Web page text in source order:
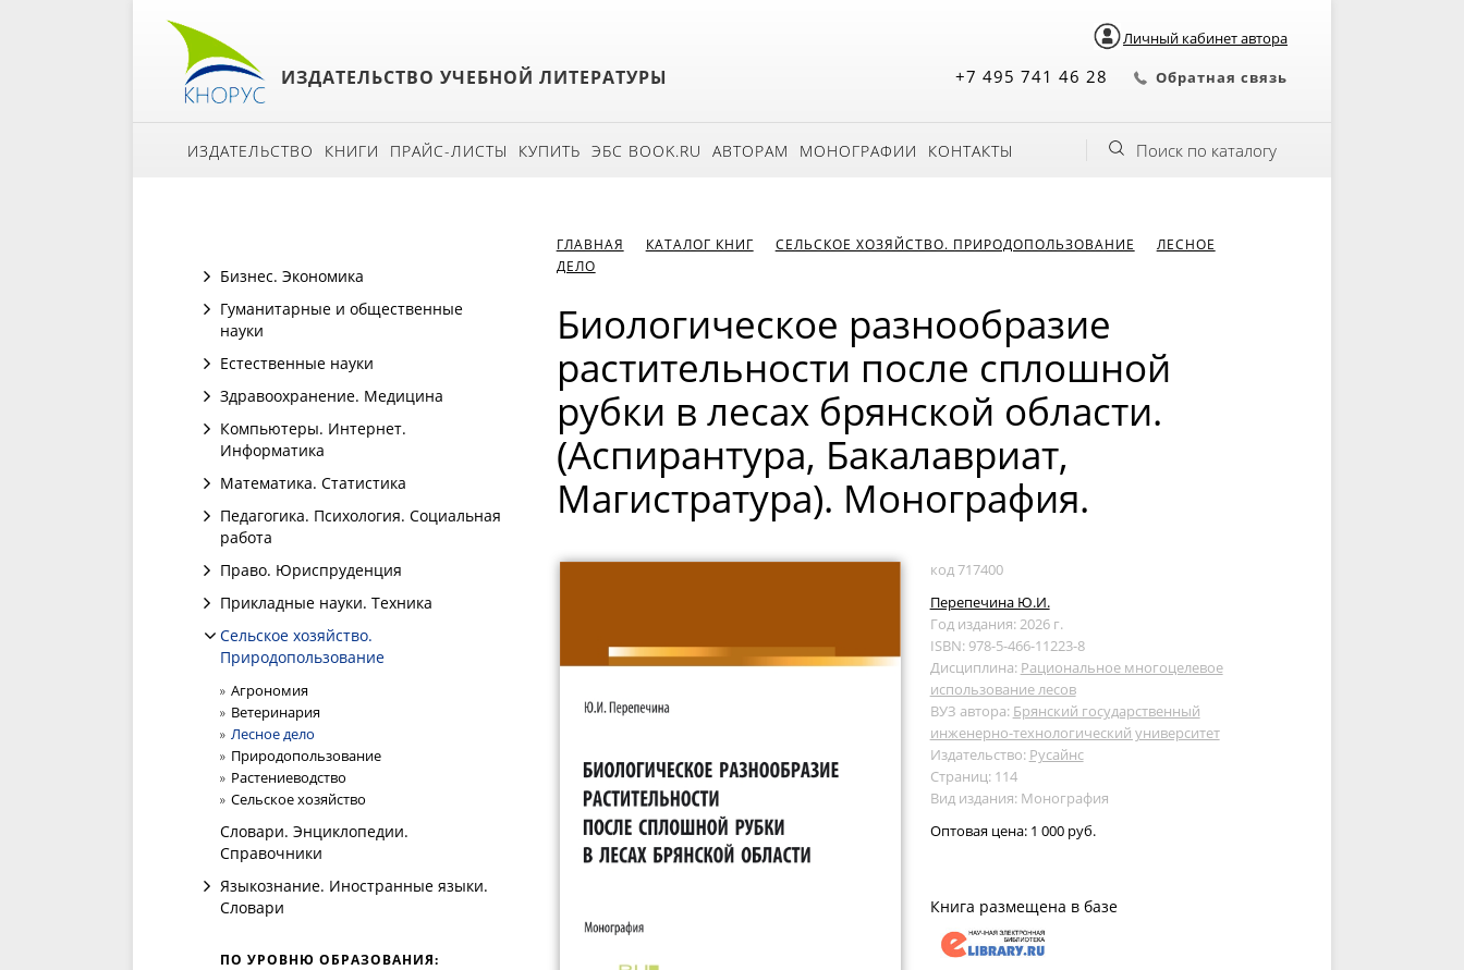
Личный кабинет автора
ИЗДАТЕЛЬСТВО УЧЕБНОЙ ЛИТЕРАТУРЫ +7 495 741 46 28 Обратная связь
ИЗДАТЕЛЬСТВО КНИГИ ПРАЙС-ЛИСТЫ КУПИТЬ ЭБС BOOK.RU АВТОРАМ МОНОГРАФИИ КОНТАКТЫ Поиск по каталогу
Бизнес. Экономика
Гуманитарные и общественные
науки
Естественные науки
Здравоохранение. Медицина
Компьютеры. Интернет.
Информатика
Математика. Статистика
Педагогика. Психология. Социальная
работа
Право. Юриспруденция
Прикладные науки. Техника
Сельское хозяйство.
Природопользование
Агрономия
Ветеринария
Лесное дело
Природопользование
Растениеводство
Сельское хозяйство
Словари. Энциклопедии.
Справочники
Языкознание. Иностранные языки.
Словари
ПО УРОВНЮ ОБРАЗОВАНИЯ:
ГЛАВНАЯ КАТАЛОГ КНИГ СЕЛЬСКОЕ ХОЗЯЙСТВО. ПРИРОДОПОЛЬЗОВАНИЕ
ЛЕСНОЕ
ДЕЛО
Биологическое разнообразие
растительности после сплошной
рубки в лесах брянской области.
(Аспирантура, Бакалавриат,
Магистратура). Монография.
код 717400
Перепечина Ю.И.
Год издания: 2026 г.
ISBN: 978-5-466-11223-8
Дисциплина: Рациональное многоцелевое
использование лесов
ВУЗ автора: Брянский государственный
инженерно-технологический университет
Издательство: Русайнс
Страниц: 114
Вид издания: Монография
Оптовая цена: 1 000 руб.
Книга размещена в базе